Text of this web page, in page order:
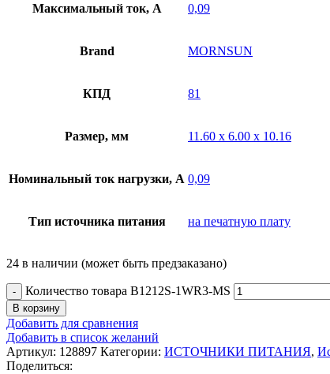
Максимальный ток, А 0,09
Brand MORNSUN
КПД 81
Размер, мм 11.60 x 6.00 x 10.16
Номинальный ток нагрузки, А 0,09
Тип источника питания на печатную плату
24 в наличии (может быть предзаказано)
Количество товара B1212S-1WR3-MS
В корзину
Добавить для сравнения
Добавить в список желаний
Артикул: 128897 Категории: ИСТОЧНИКИ ПИТАНИЯ,
Поделиться: